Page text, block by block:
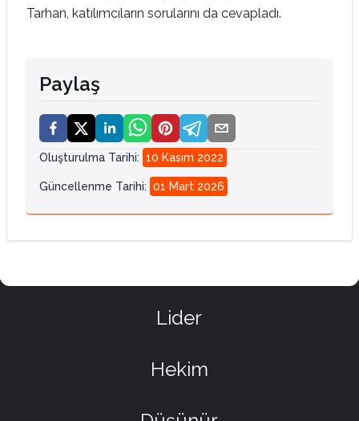
Tarhan, katılımcıların sorularını da cevapladı.
Paylaş
Oluşturulma Tarihi: 10 Kasım 2022
Güncellenme Tarihi: 01 Mart 2026
Lider
Hekim